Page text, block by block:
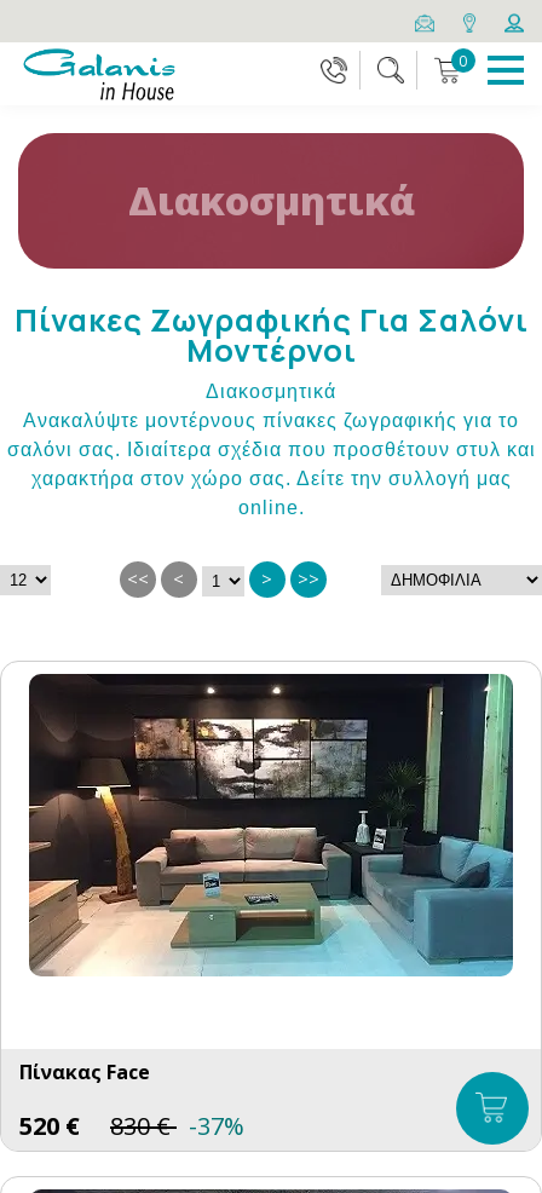
0
Διακοσμητικά
Πίνακες Ζωγραφικής Για Σαλόνι
Μοντέρνοι
Διακοσμητικά
Ανακαλύψτε μοντέρνους πίνακες ζωγραφικής για το
σαλόνι σας. Ιδιαίτερα σχέδια που προσθέτουν στυλ και
χαρακτήρα στον χώρο σας. Δείτε την συλλογή μας
online.
<< < > >>
Πίνακας Face
520 € 830€ -37%